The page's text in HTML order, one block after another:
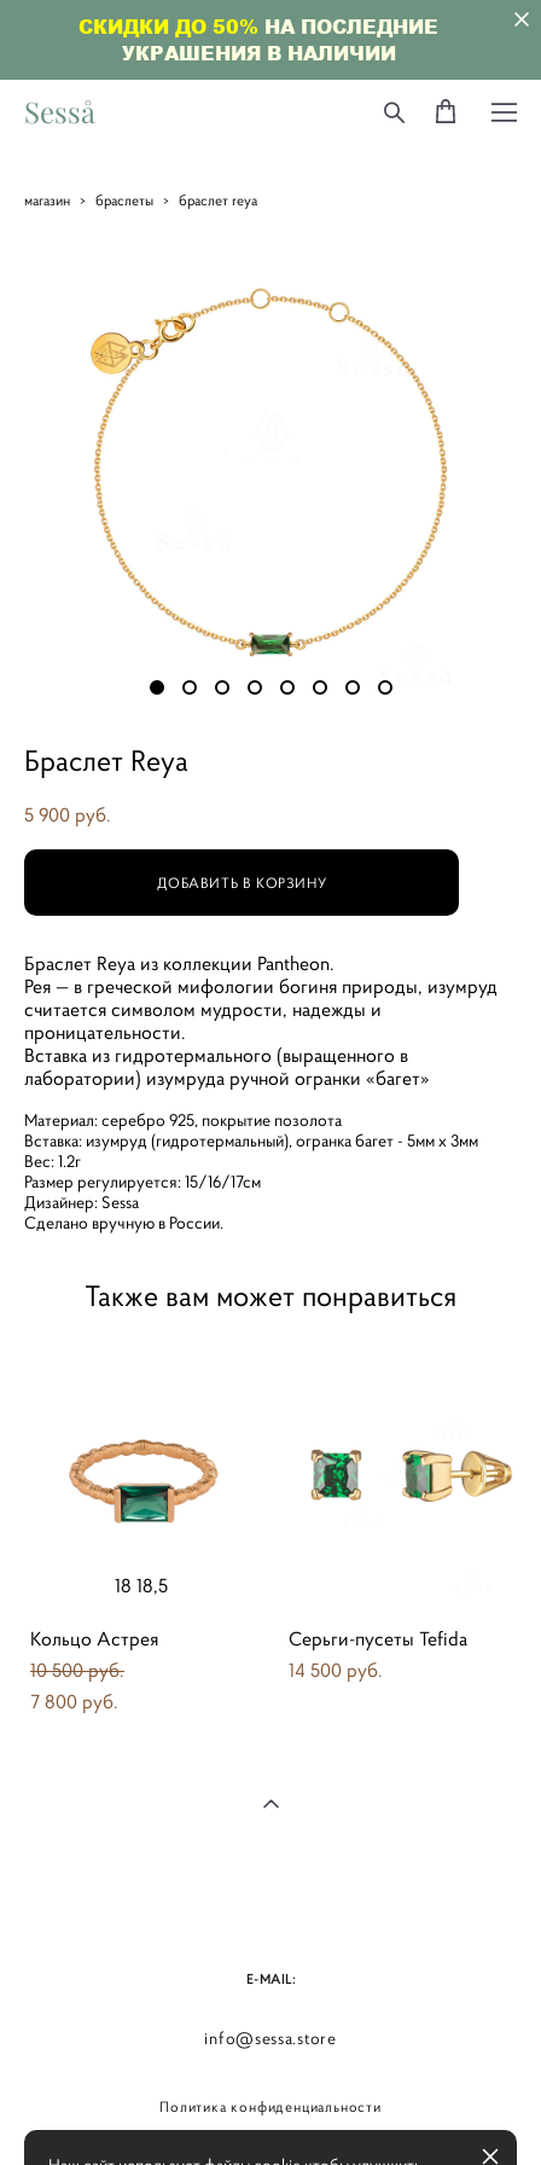
СКИДКИ ДО 50% НА ПОСЛЕДНИЕ
УКРАШЕНИЯ В НАЛИЧИИ
Sesså
магазин > браслеты > браслет reya
Браслет Reya
5 900 pуб.
ДОБАВИТЬ В КОРЗИНУ
Браслет Reya из коллекции Pantheon.
Рея — в греческой мифологии богиня природы, изумруд
считается символом мудрости, надежды и
проницательности.
Вставка из гидротермального (выращенного в
лаборатории) изумруда ручной огранки «багет»
Материал: серебро 925, покрытие позолота
Вставка: изумруд (гидротермальный), огранка багет - 5мм х 3мм
Вес: 1.2г
Размер регулируется: 15/16/17см
Дизайнер: Sessa
Сделано вручную в России.
Также вам может понравиться
18 18,5
Кольцо Астрея
10 500 pуб.
7 800 pуб.
Серьги-пусеты Tefida
14 500 pуб.
E-MAIL:
info@sessa.store
Политика конфиденциальности